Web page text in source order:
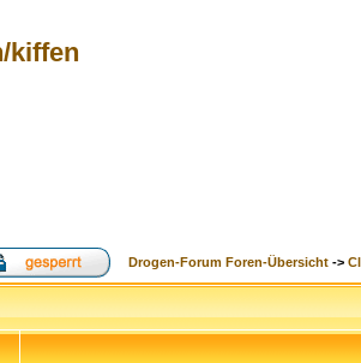
kiffen
Drogen-Forum Foren-Übersicht ->